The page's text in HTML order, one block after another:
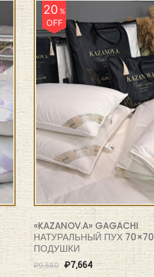
20%
OFF
«KAZANOV.A» GAGACHI
НАТУРАЛЬНЫЙ ПУХ 70×70
ПОДУШКИ
₽9,580 ₽7,664